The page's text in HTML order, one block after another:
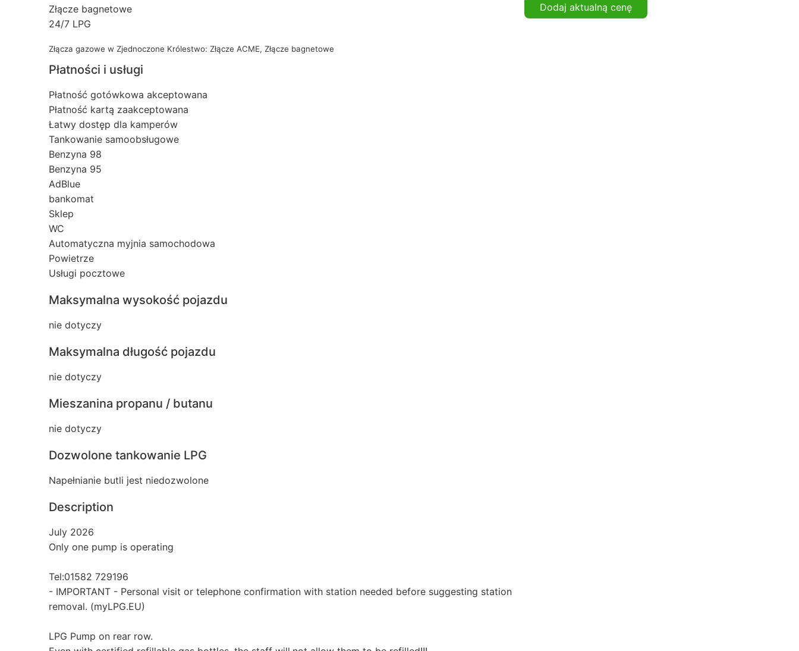
Złącze bagnetowe
24/7 LPG
Złącza gazowe w Zjednoczone Królestwo: Złącze ACME, Złącze bagnetowe
Płatności i usługi
Płatność gotówkowa akceptowana
Płatność kartą zaakceptowana
Łatwy dostęp dla kamperów
Tankowanie samoobsługowe
Benzyna 98
Benzyna 95
AdBlue
bankomat
Sklep
WC
Automatyczna myjnia samochodowa
Powietrze
Usługi pocztowe
Maksymalna wysokość pojazdu
nie dotyczy
Maksymalna długość pojazdu
nie dotyczy
Mieszanina propanu / butanu
nie dotyczy
Dozwolone tankowanie LPG
Napełnianie butli jest niedozwolone
Description
July 2026
Only one pump is operating
Tel:01582 729196
- IMPORTANT - Personal visit or telephone confirmation with station needed before suggesting station
removal. (myLPG.EU)
LPG Pump on rear row.
Dodaj aktualną cenę